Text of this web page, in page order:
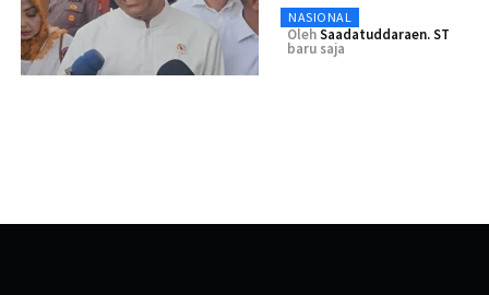
NASIONAL
OlehSaadatuddaraen. ST
baru saja